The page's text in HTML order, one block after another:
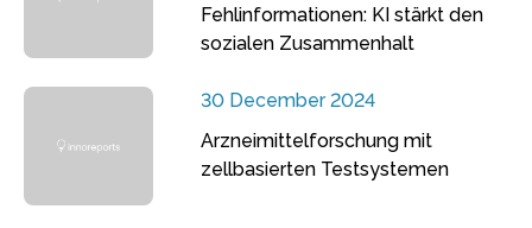
Fehlinformationen: KI stärkt den
sozialen Zusammenhalt
30 December 2024
Arzneimittelforschung mit
zellbasierten Testsystemen